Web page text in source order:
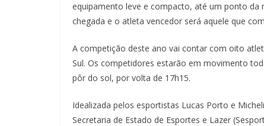
equipamento leve e compacto, até um ponto da
chegada e o atleta vencedor será aquele que
A competição deste ano vai contar com oito
Sul. Os competidores estarão em movimento
pôr do sol, por volta de 17h15.
Idealizada pelos esportistas Lucas Porto e
Secretaria de Estado de Esportes e Lazer